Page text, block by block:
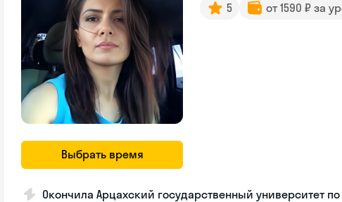
Выбрать время
5 от 1590 ₽ за
Окончила Арцахский государственный университет